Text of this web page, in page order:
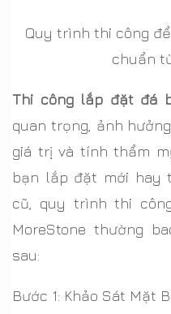
Quy trình thi công
chuẩn
Thi công lắp đặt đá
quan trọng, ảnh
giá trị và tính thẩm
bạn lắp đặt mới hay
cũ, quy trình thi
MoreStone thường
sau:
Bước 1: Khảo Sát Mặt